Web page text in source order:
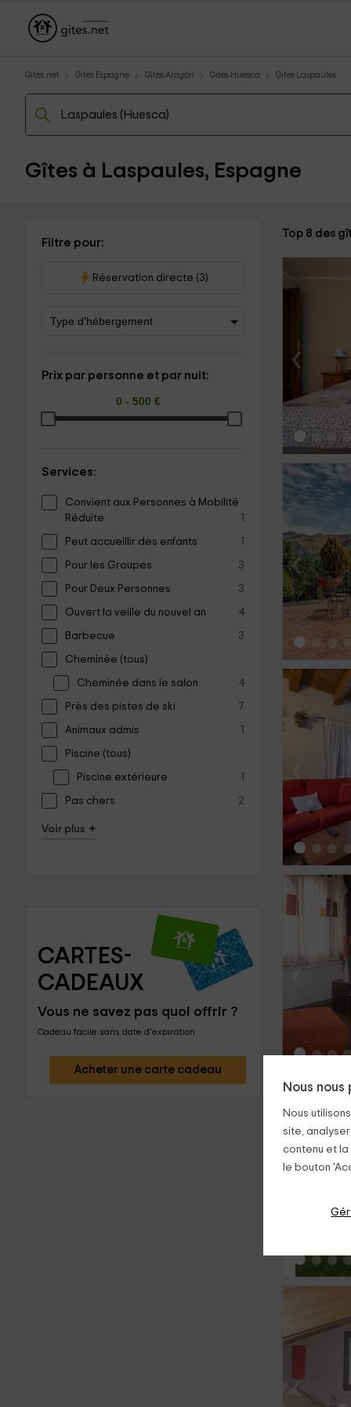
Nous
Nous
site,
contenu et
le bouton
Gites.net Gites Espagne Gites Aragón Gites Huesca Gites Laspaules
Gîtes à Laspaules, Espagne
Filtre pour:
Réservation directe (3)
Prix par personne et par nuit:
Services:
Convient aux Personnes à Mobilité
Réduite
1
Peut accueillir des enfants 1
Pour les Groupes 3
Pour Deux Personnes 3
Ouvert la veille du nouvel an 4
Barbecue 3
Cheminée (tous)
Cheminée dans le salon 4
Près des pistes de ski 7
Animaux admis 1
Piscine (tous)
Piscine extérieure 1
Pas chers 2
Voir plus +
CARTES-
CADEAUX
Vous ne savez pas quoi offrir ?
Cadeau facile sans date d'expiration
Acheter une carte cadeau
Top 8 des
‹
‹
‹
‹
‹